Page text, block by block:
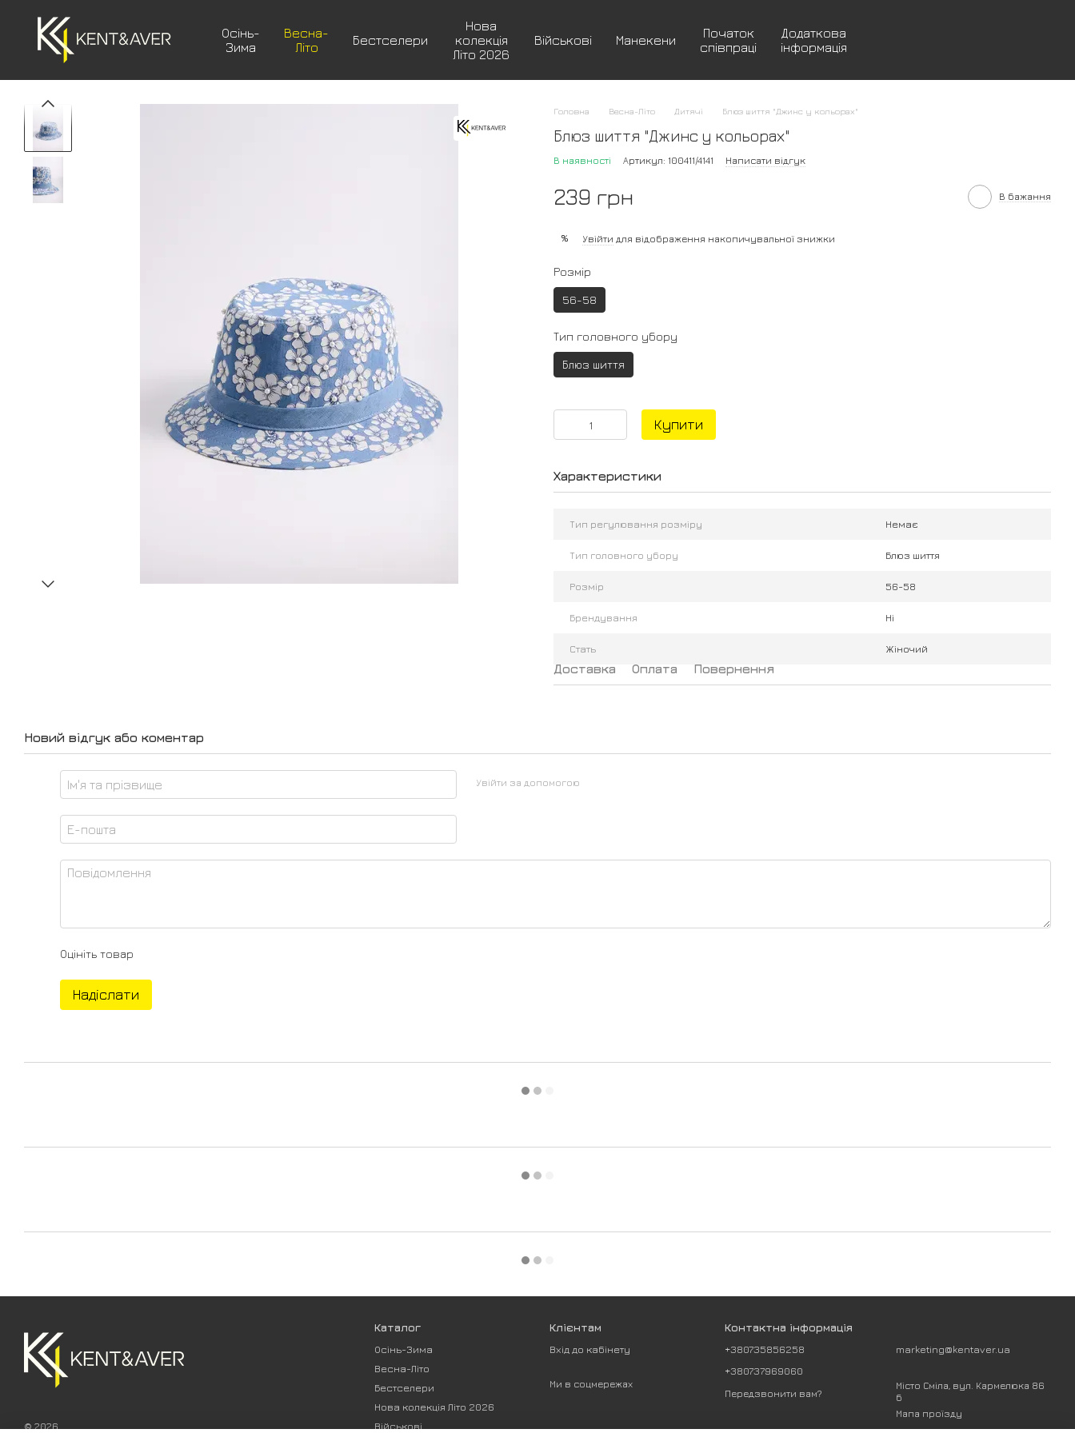
Осінь-
Зима
Весна-
Літо
Бестселери
Нова
колекція
Літо 2026
Військові Манекени
Початок
співпраці
Додаткова
інформація
Головна Весна-Літо Дитячі Блюз шиття "Джинс у кольорах"
Блюз шиття "Джинс у кольорах"
В наявності Артикул: 100411/4141 Написати відгук
239 грн В бажання
% Увійти для відображення накопичувальної знижки
Розмір
56-58
Тип головного убору
Блюз шиття
Купити
Характеристики
Тип регулювання розміру Немає
Тип головного убору Блюз шиття
Розмір 56-58
Брендування Ні
Стать Жіночий
Доставка Оплата Повернення
Новий відгук або коментар
Увійти за допомогою
Оцініть товар
Надіслати
© 2026
Каталог
Осінь-Зима
Весна-Літо
Бестселери
Нова колекція Літо 2026
Військові
Клієнтам
Вхід до кабінету
Ми в соцмережах
Контактна інформація
+380735856258
+380737969060
Передзвонити вам?
marketing@kentaver.ua
Місто Сміла, вул. Кармелюка 86
б
Мапа проїзду